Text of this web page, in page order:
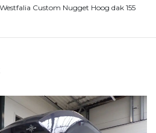
Custom Nugget Hoog dak 155